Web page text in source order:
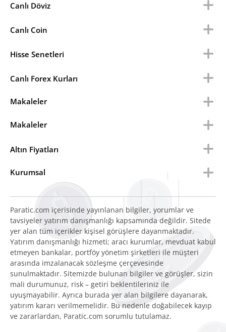
Canlı Döviz
Canlı Coin
Hisse Senetleri
Canlı Forex Kurları
Makaleler
Makaleler
Altın Fiyatları
Kurumsal
Paratic.com içerisinde yayınlanan bilgiler, yorumlar ve
tavsiyeler yatırım danışmanlığı kapsamında değildir. Sitede
yer alan tüm içerikler kişisel görüşlere dayanmaktadır.
Yatırım danışmanlığı hizmeti; aracı kurumlar, mevduat kabul
etmeyen bankalar, portföy yönetim şirketleri ile müşteri
arasında imzalanacak sözleşme çerçevesinde
sunulmaktadır. Sitemizde bulunan bilgiler ve görüşler, sizin
mali durumunuz, risk – getiri beklentileriniz ile
uyuşmayabilir. Ayrıca burada yer alan bilgilere dayanarak,
yatırım kararı verilmemelidir. Bu nedenle doğabilecek kayıp
ve zararlardan, Paratic.com sorumlu tutulamaz.